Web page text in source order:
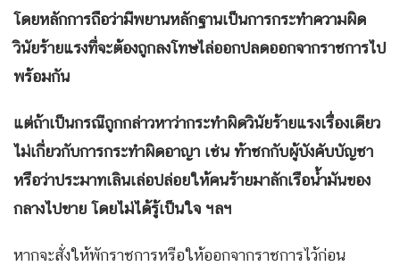
โดยหลักการถือว่ามีพยานหลักฐานเป็นการกระทำความผิด
วินัยร้ายแรงที่จะต้องถูกลงโทษไล่ออกปลดออกจากราชการไป
พร้อมกัน
แต่ถ้าเป็นกรณีถูกกล่าวหาว่ากระทำผิดวินัยร้ายแรงเรื่องเดียว
ไม่เกี่ยวกับการกระทำผิดอาญา เช่น ท้าชกกับผู้บังคับบัญชา
หรือว่าประมาทเลินเล่อปล่อยให้คนร้ายมาลักเรือน้ำมันของ
กลางไปขาย โดยไม่ได้รู้เป็นใจ ฯลฯ
หากจะสั่งให้พักราชการหรือให้ออกจากราชการไว้ก่อน